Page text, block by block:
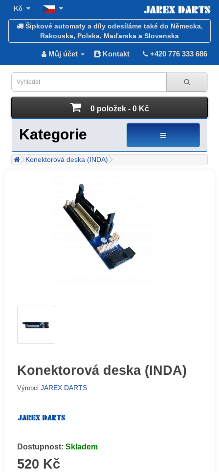
Kč
Šipkové automaty a díly odesíláme také do Německa,
Rakouska, Polska, Maďarska a Slovenska
Můj účet Kontakt +420 776 333 686
0 položek - 0 Kč
Kategorie
Konektorová deska (INDA)
Konektorová deska (INDA)
Výrobci JAREX DARTS
Dostupnost: Skladem
520 Kč